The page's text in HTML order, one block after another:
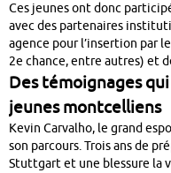
Ces jeunes ont donc
avec des partenaires
agence pour l’insertion par
2e chance, entre autres) et
Des témoignages
jeunes montcelliens
Kevin Carvalho, le grand
son parcours. Trois ans de
Stuttgart et une blessure la